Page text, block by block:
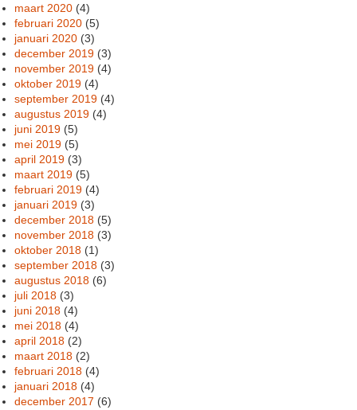
maart 2020 (4)
februari 2020 (5)
januari 2020 (3)
december 2019 (3)
november 2019 (4)
oktober 2019 (4)
september 2019 (4)
augustus 2019 (4)
juni 2019 (5)
mei 2019 (5)
april 2019 (3)
maart 2019 (5)
februari 2019 (4)
januari 2019 (3)
december 2018 (5)
november 2018 (3)
oktober 2018 (1)
september 2018 (3)
augustus 2018 (6)
juli 2018 (3)
juni 2018 (4)
mei 2018 (4)
april 2018 (2)
maart 2018 (2)
februari 2018 (4)
januari 2018 (4)
december 2017 (6)